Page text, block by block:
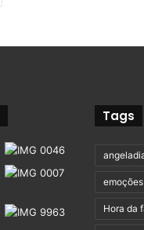
Tags
emoções
Hora da